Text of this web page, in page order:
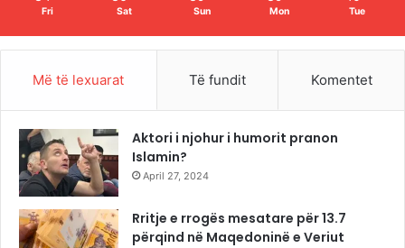
Fri Sat Sun Mon Tue
Më të lexuarat Të fundit Komentet
Aktori i njohur i humorit pranon
Islamin?
April 27, 2024
Rritje e rrogës mesatare për 13.7
përqind në Maqedoninë e Veriut